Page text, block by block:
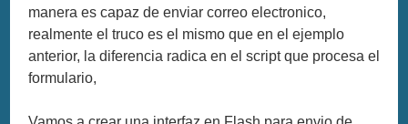
manera es capaz de enviar correo electronico,
realmente el truco es el mismo que en el ejemplo
anterior, la diferencia radica en el script que procesa el
formulario,